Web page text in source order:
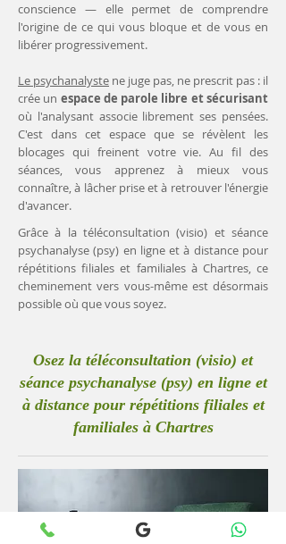
conscience — elle permet de comprendre
l'origine de ce qui vous bloque et de vous en
libérer progressivement.
Le psychanalyste ne juge pas, ne prescrit pas : il
crée un espace de parole libre et sécurisant
où l'analysant associe librement ses pensées.
C'est dans cet espace que se révèlent les
blocages qui freinent votre vie. Au fil des
séances, vous apprenez à mieux vous
connaître, à lâcher prise et à retrouver l'énergie
d'avancer.
Grâce à la téléconsultation (visio) et séance
psychanalyse (psy) en ligne et à distance pour
répétitions filiales et familiales à Chartres, ce
cheminement vers vous-même est désormais
possible où que vous soyez.
Osez la téléconsultation (visio) et
séance psychanalyse (psy) en ligne et
à distance pour répétitions filiales et
familiales à Chartres